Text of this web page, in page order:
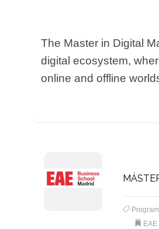
The Master in Digital
digital ecosystem,
online and offline